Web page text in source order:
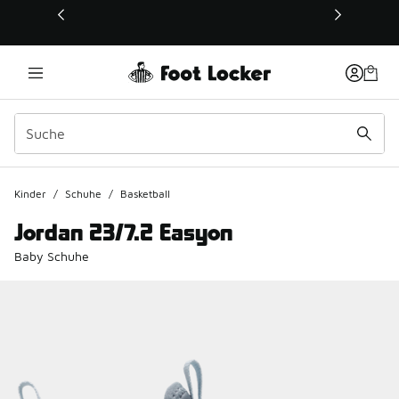
Dieser Link öffnet sich in einem neuen Fenster
Kinder / Schuhe / Basketball
Jordan 23/7.2 Easyon
Baby Schuhe